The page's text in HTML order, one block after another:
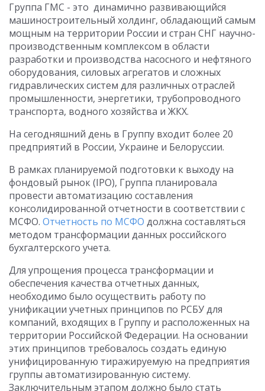
Группа ГМС - это динамично развивающийся
машиностроительный холдинг, обладающий самым
мощным на территории России и стран СНГ научно-
производственным комплексом в области
разработки и производства насосного и нефтяного
оборудования, силовых агрегатов и сложных
гидравлических систем для различных отраслей
промышленности, энергетики, трубопроводного
транспорта, водного хозяйства и ЖКХ.
На сегодняшний день в Группу входит более 20
предприятий в России, Украине и Белоруссии.
В рамках планируемой подготовки к выходу на
фондовый рынок (IPO), Группа планировала
провести автоматизацию составления
консолидированной отчетности в соответствии с
МСФО. Отчетность по МСФО должна составляться
методом трансформации данных российского
бухгалтерского учета.
Для упрощения процесса трансформации и
обеспечения качества отчетных данных,
необходимо было осуществить работу по
унификации учетных принципов по РСБУ для
компаний, входящих в Группу и расположенных на
территории Российской Федерации. На основании
этих принципов требовалось создать единую
унифицированную тиражируемую на предприятия
группы автоматизированную систему.
Заключительным этапом должно было стать